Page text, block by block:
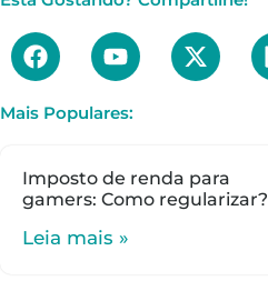
Mais Populares:
Imposto de renda para
gamers: Como regularizar?
Leia mais »